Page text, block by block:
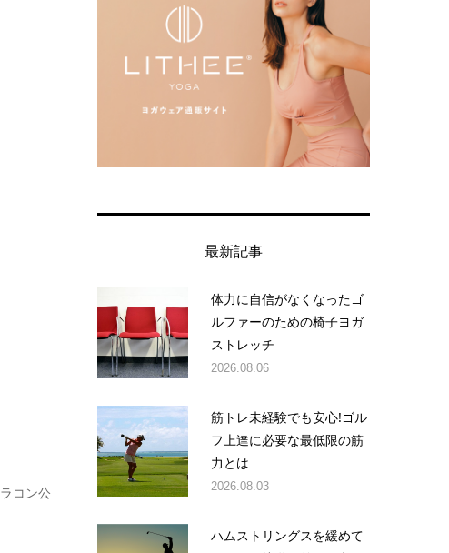
コン公
最新記事
体力に自信がなくなったゴ
ルファーのための椅子ヨガ
ストレッチ
2026.08.06
筋トレ未経験でも安心!ゴル
フ上達に必要な最低限の筋
力とは
2026.08.03
ハムストリングスを緩めて